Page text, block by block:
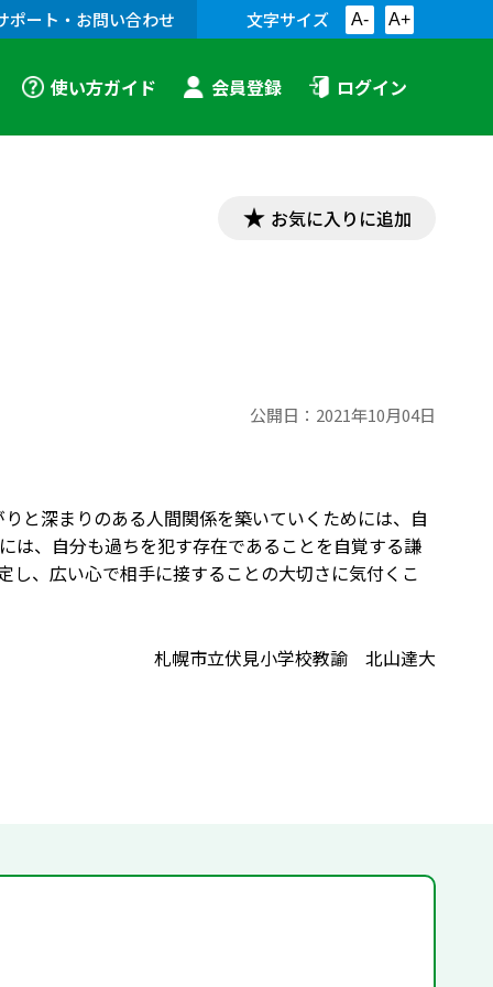
ポート・お問い合わせ 文字サイズ A- A+
使い方ガイド 会員登録 ログイン
お気に入りに追加
公開日： 2021年10月04日
と深まりのある人間関係を築いていくためには、自
は、自分も過ちを犯す存在であることを自覚する謙
し、広い心で相手に接することの大切さに気付くこ
札幌市立伏見小学校教諭 北山達大